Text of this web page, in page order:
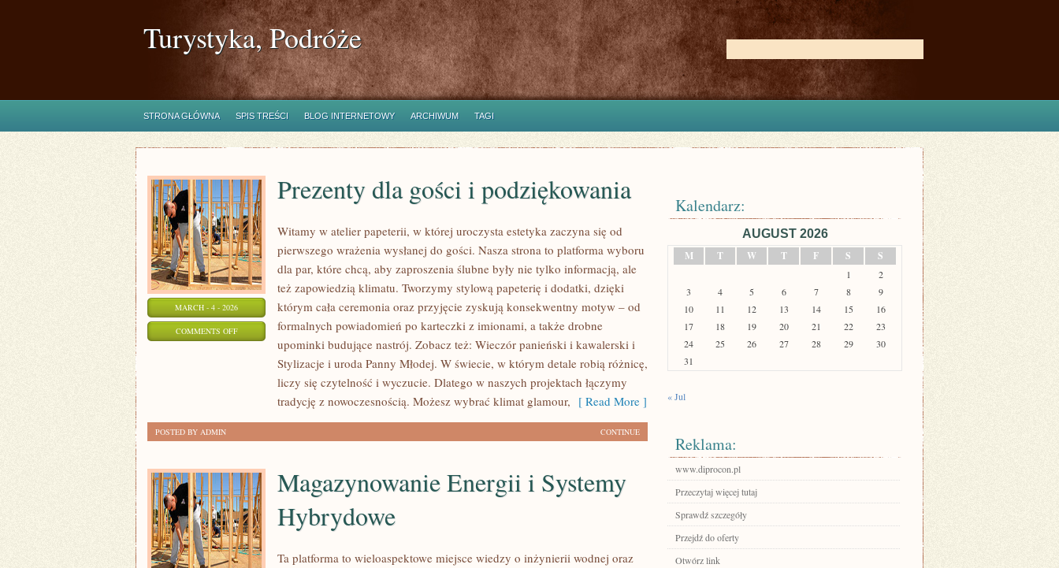
Turystyka, Podróże
STRONA GŁÓWNA SPIS TREŚCI BLOG INTERNETOWY ARCHIWUM TAGI
MARCH - 4 - 2026
COMMENTS OFFON
Prezenty dla gości i podziękowania
Witamy w atelier papeterii, w której uroczysta estetyka zaczyna się od
pierwszego wrażenia wysłanej do gości. Nasza strona to platforma wyboru
dla par, które chcą, aby zaproszenia ślubne były nie tylko informacją, ale
też zapowiedzią klimatu. Tworzymy stylową papeterię i dodatki, dzięki
którym cała ceremonia oraz przyjęcie zyskują konsekwentny motyw – od
formalnych powiadomień po karteczki z imionami, a także drobne
upominki budujące nastrój. Zobacz też: Wieczór panieński i kawalerski i
Stylizacje i uroda Panny Młodej. W świecie, w którym detale robią różnicę,
liczy się czytelność i wyczucie. Dlatego w naszych projektach łączymy
tradycję z nowoczesnością. Możesz wybrać klimat glamour, [ Read More ]
CONTINUE
POSTED BY ADMIN
Magazynowanie Energii i Systemy
Hybrydowe
Ta platforma to wieloaspektowe miejsce wiedzy o inżynierii wodnej oraz
Kalendarz:
AUGUST 2026
M
T W T F S S
1
2
3
4 5 6 7 8
9
10
11 12 13 14 15
16
17
18 19 20 21 22
23
24
25 26 27 28 29
30
31
« Jul
Reklama:
www.diprocon.pl
Przeczytaj więcej tutaj
Sprawdź szczegóły
Przejdź do oferty
Otwórz link